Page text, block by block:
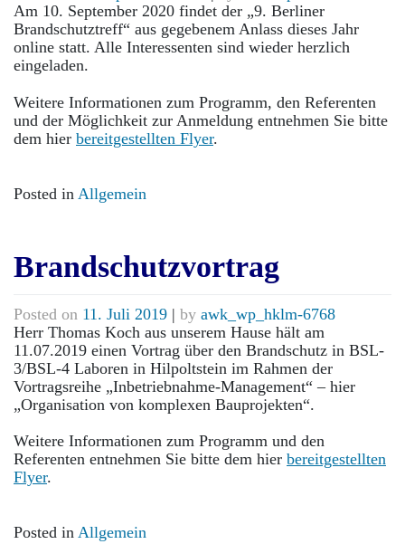
Am 10. September 2020 findet der „9. Berliner
Brandschutztreff“ aus gegebenem Anlass dieses Jahr
online statt. Alle Interessenten sind wieder herzlich
eingeladen.
Weitere Informationen zum Programm, den Referenten
und der Möglichkeit zur Anmeldung entnehmen Sie bitte
dem hier bereitgestellten Flyer.
Posted in Allgemein
Brandschutzvortrag
Posted on 11. Juli 2019 | by awk_wp_hklm-6768
Herr Thomas Koch aus unserem Hause hält am
11.07.2019 einen Vortrag über den Brandschutz in BSL-
3/BSL-4 Laboren in Hilpoltstein im Rahmen der
Vortragsreihe „Inbetriebnahme-Management“ – hier
„Organisation von komplexen Bauprojekten“.
Weitere Informationen zum Programm und den
Referenten entnehmen Sie bitte dem hier bereitgestellten
Flyer.
Posted in Allgemein